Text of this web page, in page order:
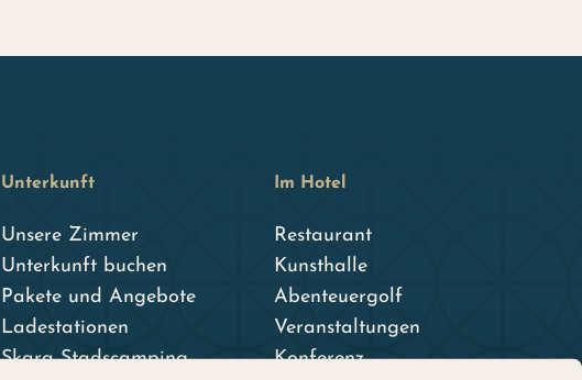
Unterkunft
Unsere Zimmer
Unterkunft buchen
Pakete und Angebote
Ladestationen
Skara Stadscamping
Im Hotel
Restaurant
Kunsthalle
Abenteuergolf
Veranstaltungen
Konferenz